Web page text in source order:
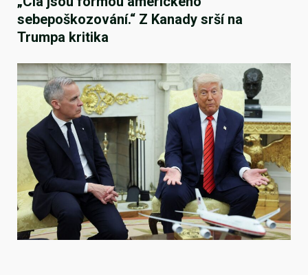
sebepoškozování.“ Z Kanady srší na
Trumpa kritika